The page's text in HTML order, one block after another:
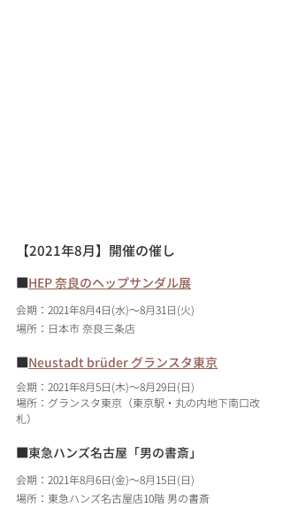
【2021年8月】開催の催し
■HEP 奈良のヘップサンダル展
会期：2021年8月4日(水)～8月31日(火)
場所：日本市 奈良三条店
■Neustadt brüder グランスタ東京
会期：2021年8月5日(木)～8月29日(日)
場所：グランスタ東京（東京駅・丸の内地下南口改
札）
■東急ハンズ名古屋「男の書斎」
会期：2021年8月6日(金)～8月15日(日)
場所：東急ハンズ名古屋店10階 男の書斎